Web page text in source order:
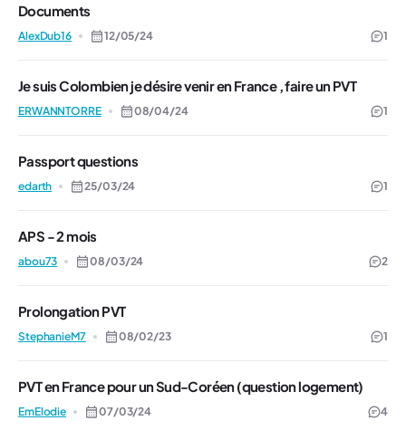
Documents
AlexDub16 12/05/24 1
Je suis Colombien je désire venir en France , faire un PVT
ERWANNTORRE 08/04/24 1
Passport questions
edarth 25/03/24 1
APS - 2 mois
abou73 08/03/24 2
Prolongation PVT
StephanieM7 08/02/23 1
PVT en France pour un Sud-Coréen (question logement)
EmElodie 07/03/24 4